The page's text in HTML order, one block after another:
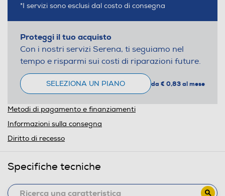
*I servizi sono esclusi dal costo di consegna
Proteggi il tuo acquisto
Con i nostri servizi Serena, ti seguiamo nel
tempo e risparmi sui costi di riparazioni future.
SELEZIONA UN PIANO da € 0,83 al mese
Metodi di pagamento e finanziamenti
Informazioni sulla consegna
Diritto di recesso
Specifiche tecniche